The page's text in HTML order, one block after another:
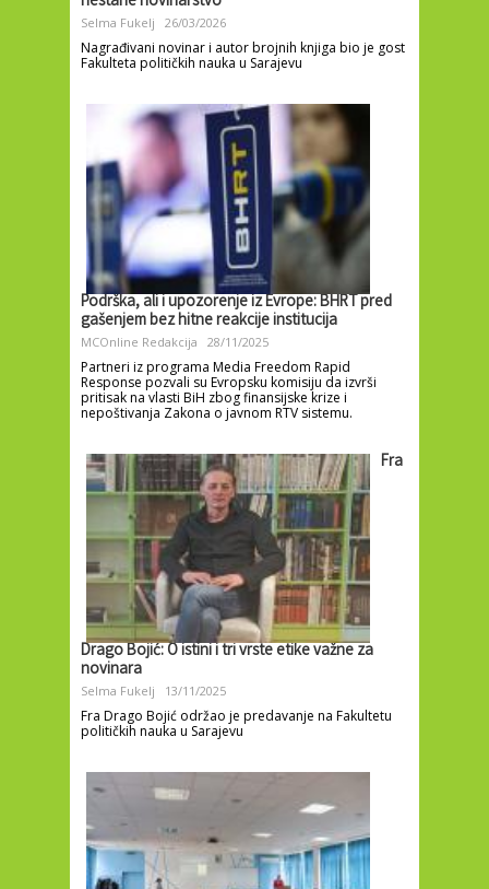
Selma Fukelj 26/03/2026
Nagrađivani novinar i autor brojnih knjiga bio je gost
Fakulteta političkih nauka u Sarajevu
Podrška, ali i upozorenje iz Evrope: BHRT pred
gašenjem bez hitne reakcije institucija
MCOnline Redakcija 28/11/2025
Partneri iz programa Media Freedom Rapid
Response pozvali su Evropsku komisiju da izvrši
pritisak na vlasti BiH zbog finansijske krize i
nepoštivanja Zakona o javnom RTV sistemu.
Fra
Drago Bojić: O istini i tri vrste etike važne za
novinara
Selma Fukelj 13/11/2025
Fra Drago Bojić održao je predavanje na Fakultetu
političkih nauka u Sarajevu